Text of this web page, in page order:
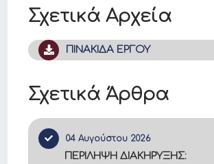
Σχετικά Αρχεία
ΠΙΝΑΚΙΔΑ ΕΡΓΟΥ
Σχετικά Άρθρα
04 Αυγούστου 2026
ΠΕΡΙΛΗΨΗ ΔΙΑΚΗΡΥΞΗΣ: